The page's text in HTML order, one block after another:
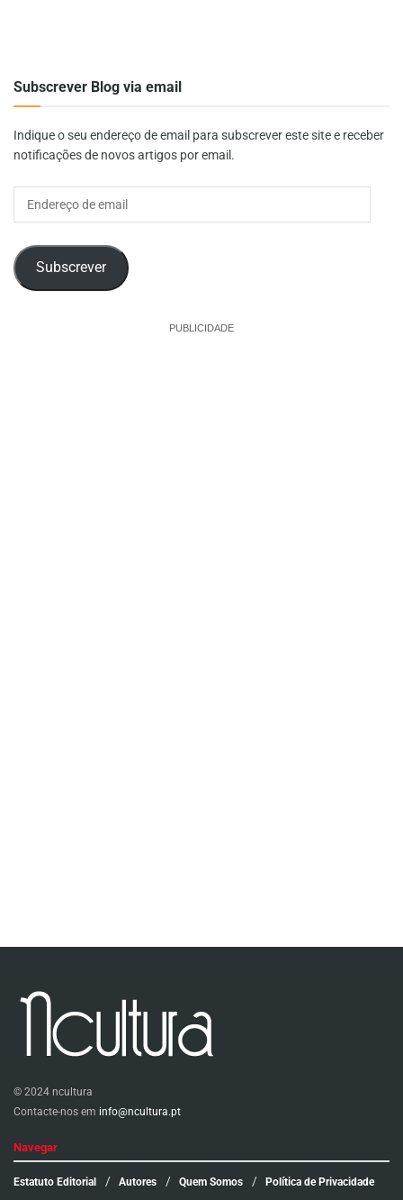
Subscrever Blog via email
Indique o seu endereço de email para subscrever este site e receber
notificações de novos artigos por email.
Endereço
Subscrever
PUBLICIDADE
© 2024 ncultura
Contacte-nos em info@ncultura.pt
Navegar
Estatuto Editorial Autores Quem Somos Política de Privacidade